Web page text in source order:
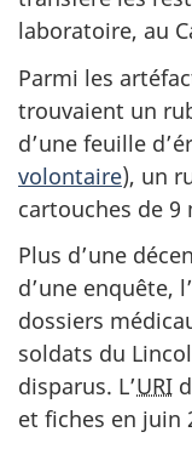
laboratoire, au
Parmi les
trouvaient un
d’une feuille
volontaire), un
cartouches de 9
Plus d’une
d’une enquête, l’
dossiers
soldats du
disparus. L’URI
et fiches en juin